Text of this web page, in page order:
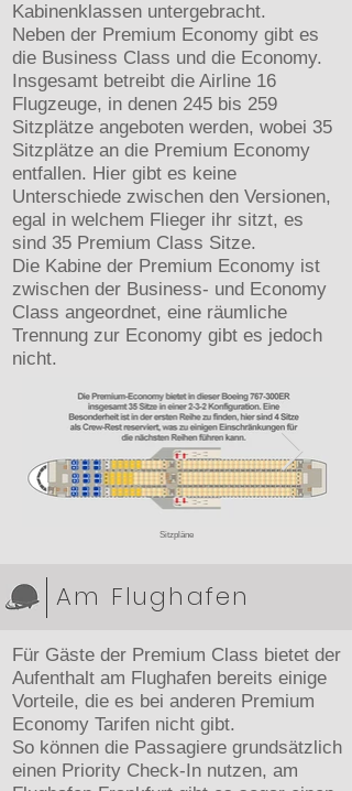
Kabinenklassen untergebracht.
Neben der Premium Economy gibt es
die Business Class und die Economy.
Insgesamt betreibt die Airline 16
Flugzeuge, in denen 245 bis 259
Sitzplätze angeboten werden, wobei 35
Sitzplätze an die Premium Economy
entfallen. Hier gibt es keine
Unterschiede zwischen den Versionen,
egal in welchem Flieger ihr sitzt, es
sind 35 Premium Class Sitze.
Die Kabine der Premium Economy ist
zwischen der Business- und Economy
Class angeordnet, eine räumliche
Trennung zur Economy gibt es jedoch
nicht.
Sitzpläne
Am Flughafen
Für Gäste der Premium Class bietet der
Aufenthalt am Flughafen bereits einige
Vorteile, die es bei anderen Premium
Economy Tarifen nicht gibt.
So können die Passagiere grundsätzlich
einen Priority Check-In nutzen, am